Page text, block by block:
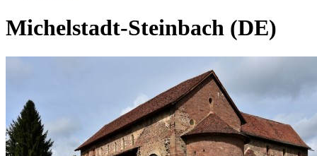
Michelstadt-Steinbach (DE)